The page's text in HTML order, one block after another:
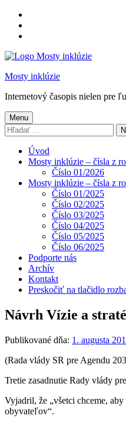
obsah
pätičku
Mosty inklúzie
Internetový časopis nielen pre
Menu
Hľadať:
Úvod
Mosty inklúzie – čísla z
Číslo 01/2026
Mosty inklúzie – čísla z
Číslo 01/2025
Číslo 02/2025
Číslo 03/2025
Číslo 04/2025
Číslo 05/2025
Číslo 06/2025
Podporte nás
Archív
Kontakt
Preskočiť na tlačidlo
Návrh Vízie a
Publikované dňa: 1. augusta
(Rada vlády SR pre Agendu
Tretie zasadnutie Rady vlády
Vyjadril, že „všetci chceme,
obyvateľov“.